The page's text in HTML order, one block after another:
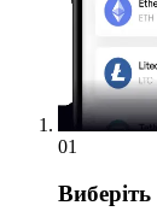
01
Виберіть